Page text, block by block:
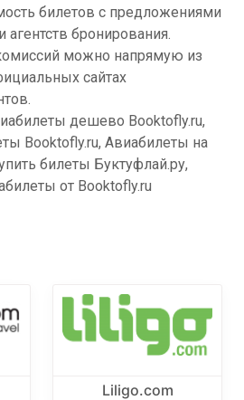
билетов с предложениями
бронирования.
можно напрямую из
сайтах
дешево Booktofly.ru,
Booktofly.ru, Авиабилеты на
билеты Буктуфлай.ру,
от Booktofly.ru
Liligo.com